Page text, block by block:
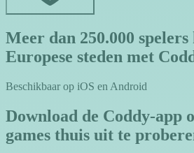
Meer dan 250.000 spelers
Europese steden met
Beschikbaar op iOS en Android
Download de Coddy-app
games thuis uit te